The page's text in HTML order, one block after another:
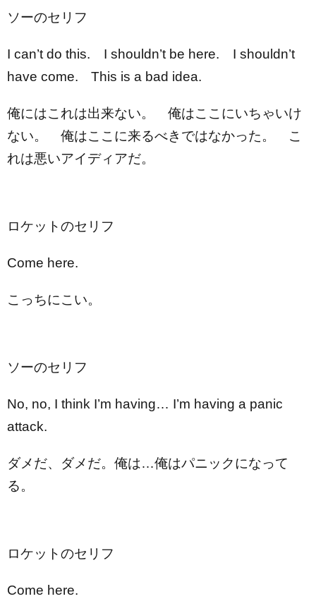
ソーのセリフ
I can’t do this. I shouldn’t be here. I shouldn’t
have come. This is a bad idea.
俺にはこれは出来ない。 俺はここにいちゃいけ
ない。 俺はここに来るべきではなかった。 こ
れは悪いアイディアだ。
ロケットのセリフ
Come here.
こっちにこい。
ソーのセリフ
No, no, I think I’m having… I’m having a panic
attack.
ダメだ、ダメだ。俺は…俺はパニックになって
る。
ロケットのセリフ
Come here.